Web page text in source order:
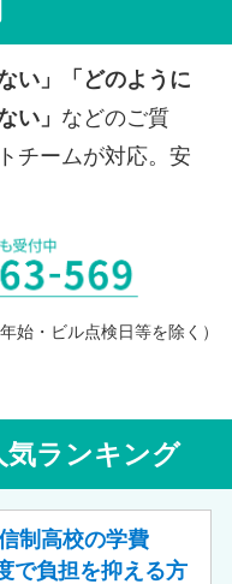
い」「どのように
い」 などのご質
チームが対応。安
始・ビル点検日等を除く）
気ランキング
制高校の学費
で負担を抑える方